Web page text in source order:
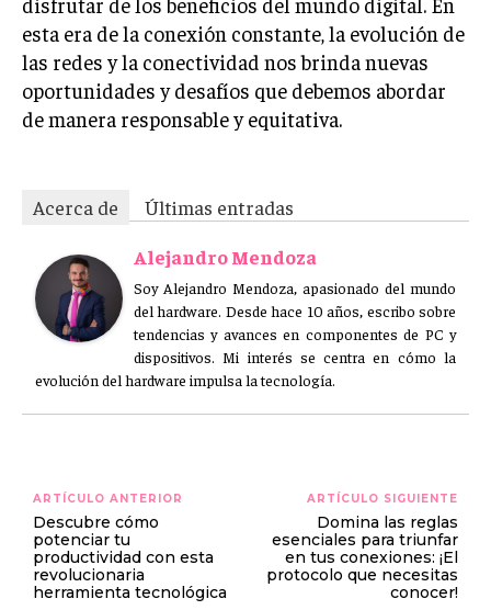
esta era de la conexión constante, la evolución de
las redes y la conectividad nos brinda nuevas
oportunidades y desafíos que debemos abordar
de manera responsable y equitativa.
Acerca de
Últimas entradas
Alejandro Mendoza
Soy Alejandro Mendoza, apasionado del mundo
del hardware. Desde hace 10 años, escribo sobre
tendencias y avances en componentes de PC y
dispositivos. Mi interés se centra en cómo la
evolución del hardware impulsa la tecnología.
ARTÍCULO ANTERIOR
Descubre cómo
potenciar tu
productividad con esta
revolucionaria
herramienta tecnológica
ARTÍCULO SIGUIENTE
Domina las reglas
esenciales para triunfar
en tus conexiones: ¡El
protocolo que necesitas
conocer!